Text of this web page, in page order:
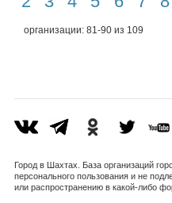
организации: 81-90 из 109
Город в Шахтах. База организаций
персонального пользования и не
или распространению в какой-либо